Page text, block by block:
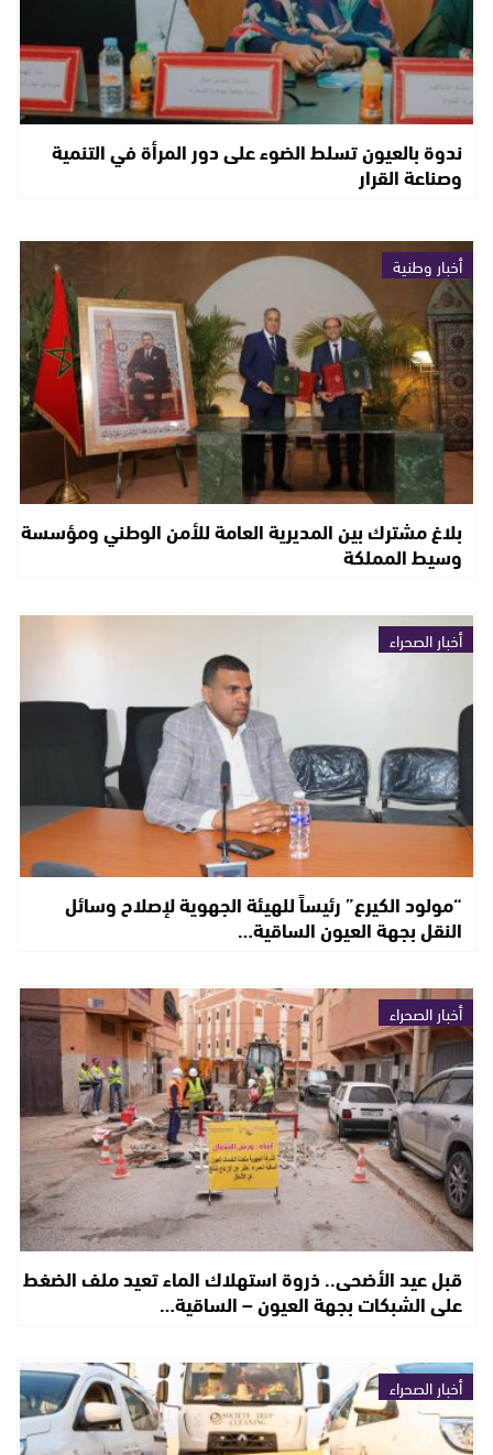
ندوة بالعيون تسلط الضوء على دور المرأة في التنمية
وصناعة القرار
أخبار وطنية
بلاغ مشترك بين المديرية العامة للأمن الوطني ومؤسسة
وسيط المملكة
أخبار الصحراء
“مولود الكيرع” رئيساً للهيئة الجهوية لإصلاح وسائل
النقل بجهة العيون الساقية…
أخبار الصحراء
قبل عيد الأضحى.. ذروة استهلاك الماء تعيد ملف الضغط
على الشبكات بجهة العيون – الساقية…
أخبار الصحراء